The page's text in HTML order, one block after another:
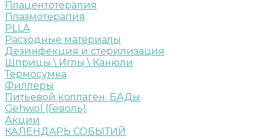
Плацентотерапия
Плазмотерапия
PLLA
Расходные материалы
Дезинфекция и стерилизация
Шприцы \ Иглы \ Канюли
Термосумка
Филлеры
Питьевой коллаген. БАДы
Gehwol (Геволь)
Акции
КАЛЕНДАРЬ СОБЫТИЙ